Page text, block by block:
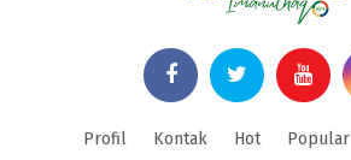
Profil Kontak Hot Popular